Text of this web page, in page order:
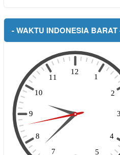
- WAKTU INDONESIA BARAT